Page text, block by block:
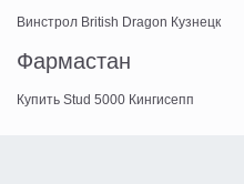
Винстрол British Dragon Кузнецк
Фармастан
Купить Stud 5000 Кингисепп